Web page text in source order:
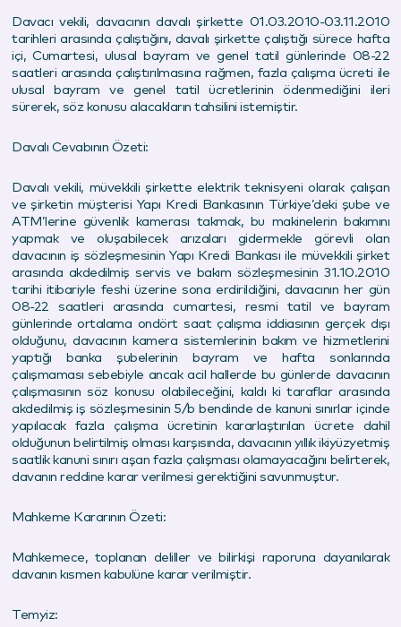
Davacı vekili, davacının davalı şirkette 01.03.2010-03.11.2010
tarihleri arasında çalıştığını, davalı şirkette çalıştığı sürece hafta
içi, Cumartesi, ulusal bayram ve genel tatil günlerinde 08-22
saatleri arasında çalıştırılmasına rağmen, fazla çalışma ücreti ile
ulusal bayram ve genel tatil ücretlerinin ödenmediğini ileri
sürerek, söz konusu alacakların tahsilini istemiştir.
Davalı Cevabının Özeti:
Davalı vekili, müvekkili şirkette elektrik teknisyeni olarak çalışan
ve şirketin müşterisi Yapı Kredi Bankasının Türkiye’deki şube ve
ATM’lerine güvenlik kamerası takmak, bu makinelerin bakımını
yapmak ve oluşabilecek arızaları gidermekle görevli olan
davacının iş sözleşmesinin Yapı Kredi Bankası ile müvekkili şirket
arasında akdedilmiş servis ve bakım sözleşmesinin 31.10.2010
tarihi itibariyle feshi üzerine sona erdirildiğini, davacının her gün
08-22 saatleri arasında cumartesi, resmi tatil ve bayram
günlerinde ortalama ondört saat çalışma iddiasının gerçek dışı
olduğunu, davacının kamera sistemlerinin bakım ve hizmetlerini
yaptığı banka şubelerinin bayram ve hafta sonlarında
çalışmaması sebebiyle ancak acil hallerde bu günlerde davacının
çalışmasının söz konusu olabileceğini, kaldı ki taraflar arasında
akdedilmiş iş sözleşmesinin 5/b bendinde de kanuni sınırlar içinde
yapılacak fazla çalışma ücretinin kararlaştırılan ücrete dahil
olduğunun belirtilmiş olması karşısında, davacının yıllık ikiyüzyetmiş
saatlik kanuni sınırı aşan fazla çalışması olamayacağını belirterek,
davanın reddine karar verilmesi gerektiğini savunmuştur.
Mahkeme Kararının Özeti:
Mahkemece, toplanan deliller ve bilirkişi raporuna dayanılarak
davanın kısmen kabulüne karar verilmiştir.
Temyiz: